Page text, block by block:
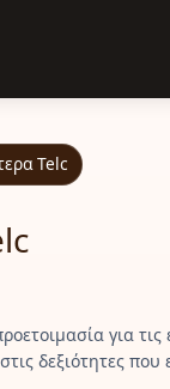
Telc
για
δεξιότητες